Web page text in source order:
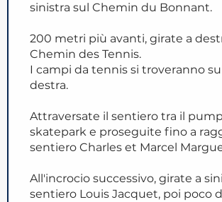
sinistra sul Chemin du Bonnant.
200 metri più avanti, girate a
Chemin des Tennis.
I campi da tennis si troveranno
destra.
Attraversate il sentiero tra il
skatepark e proseguite fino a
sentiero Charles et Marcel
All'incrocio successivo, girate a
sentiero Louis Jacquet, poi poco